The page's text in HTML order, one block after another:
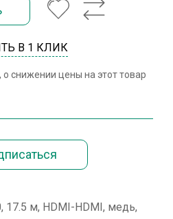
В 1 КЛИК
о снижении цены на этот товар
17.5 м, HDMI-HDMI, медь,